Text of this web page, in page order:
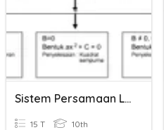
Sistem Persamaan Linier
15 T 10th